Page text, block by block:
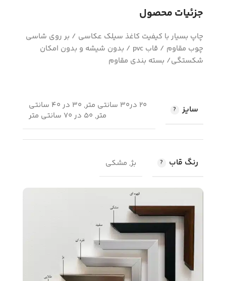
جزئیات محصول
چاپ بسیار با کیفیت کاغذ سیلک عکاسی / بر روی شاسی
چوب مقاوم / قاب pvc / بدون شیشه و بدون امکان
شکستگی/ بسته بندی مقاوم
سایز
20 در30 سانتی متر, 30 در 40 سانتی
متر, 50 در 70 سانتی متر
رنگ قاب بژ, مشکی